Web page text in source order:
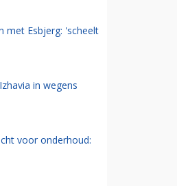
met Esbjerg: 'scheelt
in wegens
voor onderhoud: